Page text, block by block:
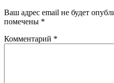
Ваш адрес email не будет
помечены *
Комментарий *